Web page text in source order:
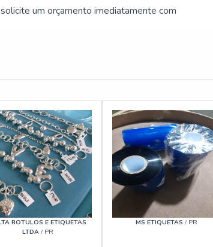
um orçamento imediatamente com
ROTULOS E ETIQUETAS
LTDA / PR
MS ETIQUETAS / PR